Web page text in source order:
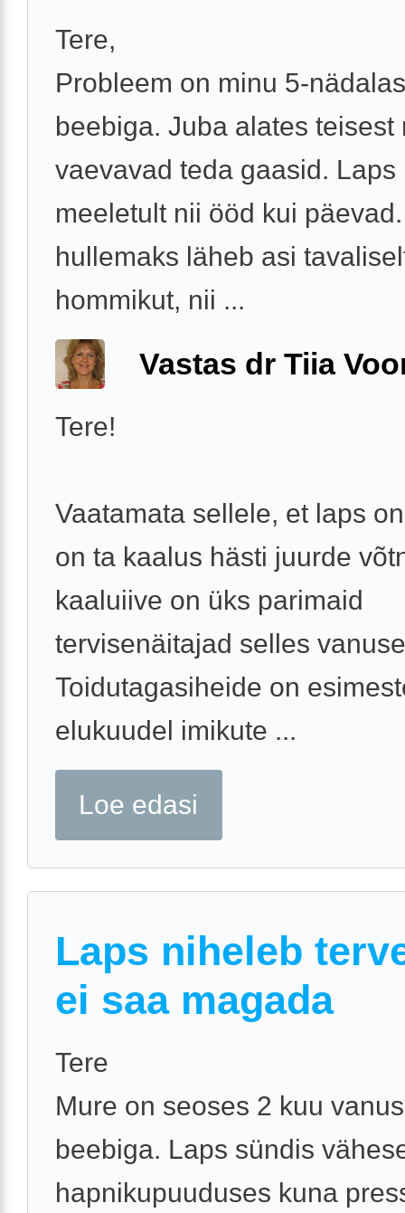
Tere,
Probleem on minu 5-
beebiga. Juba alates teisest
vaevavad teda gaasid. Laps
meeletult nii ööd kui
hullemaks läheb asi
hommikut, nii ...
Vastas dr Tiia
Tere!
Vaatamata sellele, et laps
on ta kaalus hästi juurde
kaaluiive on üks parimaid
tervisenäitajad selles
Toidutagasiheide on
elukuudel imikute ...
Loe edasi
Laps niheleb
ei saa magada
Tere
Mure on seoses 2 kuu
beebiga. Laps sündis
hapnikupuuduses kuna